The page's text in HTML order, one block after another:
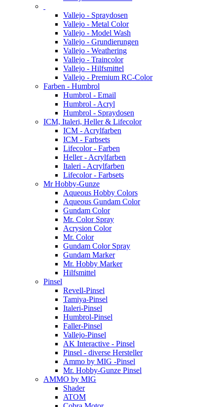
Vallejo - Spraydosen
Vallejo - Metal Color
Vallejo - Model Wash
Vallejo - Grundierungen
Vallejo - Weathering
Vallejo - Traincolor
Vallejo - Hilfsmittel
Vallejo - Premium RC-Color
Farben - Humbrol
Humbrol - Email
Humbrol - Acryl
Humbrol - Spraydosen
ICM, Italeri, Heller & Lifecolor
ICM - Acrylfarben
ICM - Farbsets
Lifecolor - Farben
Heller - Acrylfarben
Italeri - Acrylfarben
Lifecolor - Farbsets
Mr Hobby-Gunze
Aqueous Hobby Colors
Aqueous Gundam Color
Gundam Color
Mr. Color Spray
Acrysion Color
Mr. Color
Gundam Color Spray
Gundam Marker
Mr. Hobby Marker
Hilfsmittel
Pinsel
Revell-Pinsel
Tamiya-Pinsel
Italeri-Pinsel
Humbrol-Pinsel
Faller-Pinsel
Vallejo-Pinsel
AK Interactive - Pinsel
Pinsel - diverse Hersteller
Ammo by MIG -Pinsel
Mr. Hobby-Gunze Pinsel
AMMO by MIG
Shader
ATOM